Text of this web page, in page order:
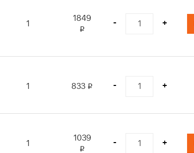
1 1849
i
- +
1 833 i - +
1 1039
i
- +